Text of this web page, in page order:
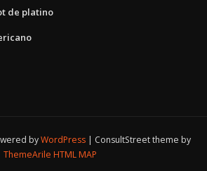
de platino
byWordPress
ConsultStreet theme by
ThemeArile HTML MAP